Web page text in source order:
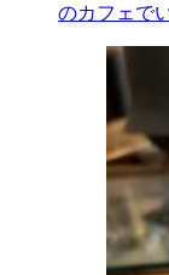
のカフェで